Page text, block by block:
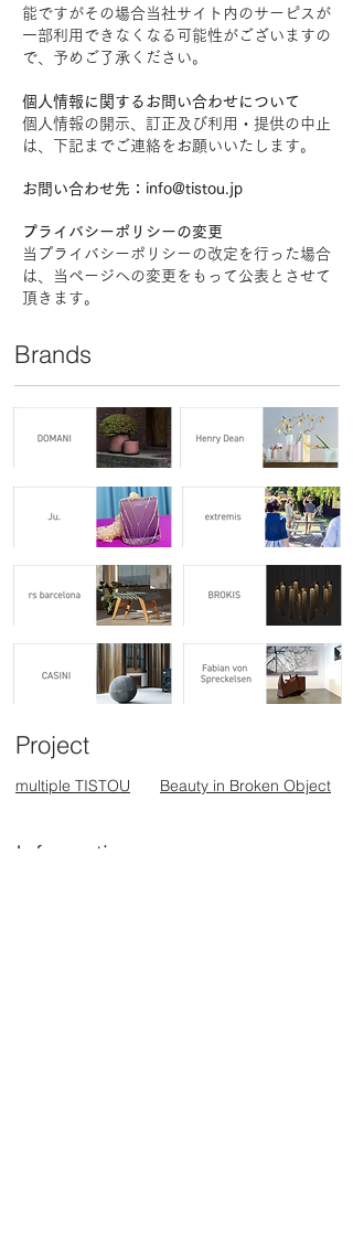
能ですがその場合当社サイト内のサーピスが
一部利用できなくなる可能性がございますの
で、予めご了承ください。
個人情報に関するお問い合わせについて
個人情報の開示、訂正及び利用・提供の中止
は、下記までご連絡をお願いいたします。
お問い合わせ先： info@tistou.jp
プライバシーポリシーの変更
当プライバシーポリシーの改定を行った場合
は、当ページへの変更をもって公表とさせて
頂きます。
Brands
Project
multiple TISTOU Beauty in Broken Object
Information